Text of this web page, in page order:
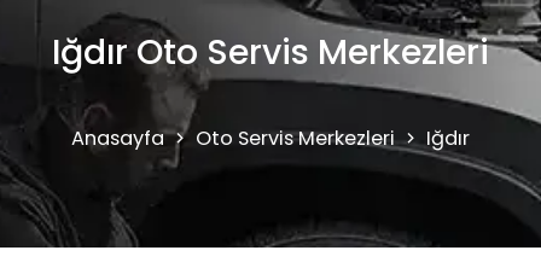
Araç Bakım ve Onarım
Oto Ekspertiz Hizmetleri
Kampanyalar
Iğdır Oto Servis Merkezleri
Anasayfa Oto Servis Merkezleri Iğdır